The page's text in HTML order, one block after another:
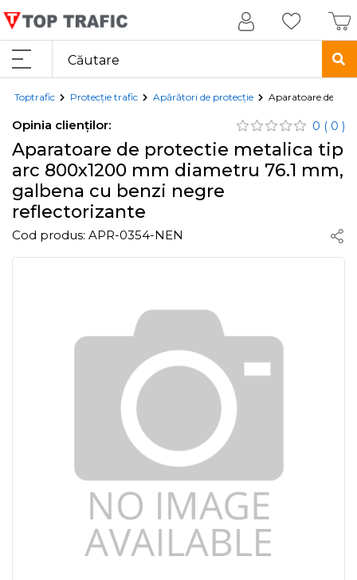
Toptrafic Protecție trafic Apărători de protecție Aparatoare de
Opinia clienților: 0 ( 0 )
Aparatoare de protectie metalica tip
arc 800x1200 mm diametru 76.1 mm,
galbena cu benzi negre
reflectorizante
Cod produs: APR-0354-NEN